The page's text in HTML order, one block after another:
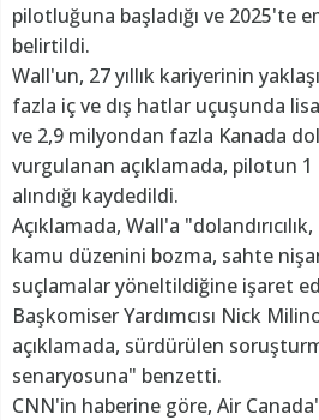
pilotluğuna başladığı ve 2025'te
belirtildi.
Wall'un, 27 yıllık kariyerinin
fazla iç ve dış hatlar uçuşunda
ve 2,9 milyondan fazla Kanada
vurgulanan açıklamada, pilotun
alındığı kaydedildi.
Açıklamada, Wall'a
kamu düzenini bozma, sahte
suçlamalar yöneltildiğine işaret
Başkomiser Yardımcısı Nick
açıklamada, sürdürülen
senaryosuna" benzetti.
CNN'in haberine göre, Air